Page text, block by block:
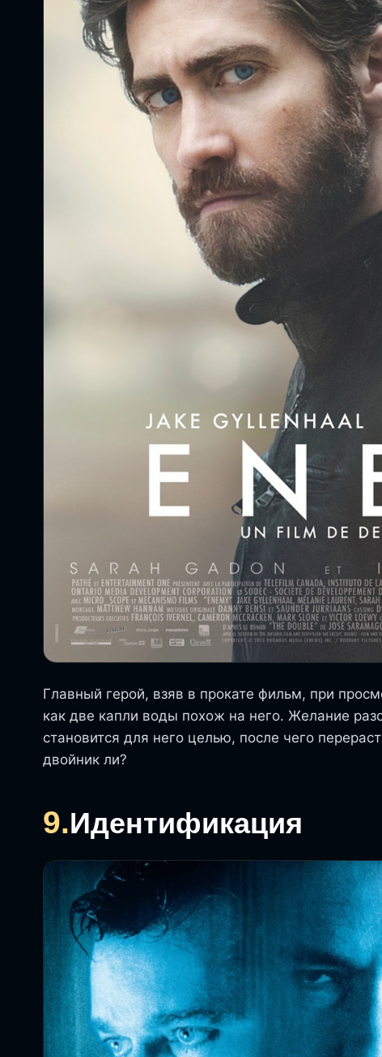
Главный герой, взяв в прокате фильм, при
как две капли воды похож на него. Желание
становится для него целью, после чего
двойник ли?
9.Идентификация